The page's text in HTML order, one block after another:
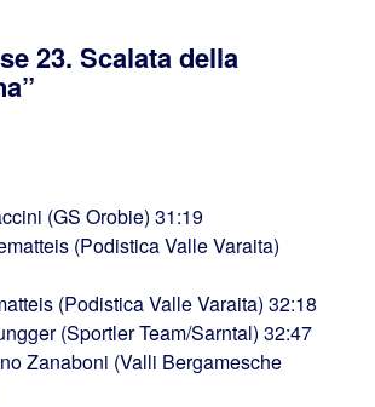
23. Scalata della
(GS Orobie) 31:19
(Podistica Valle Varaita)
(Podistica Valle Varaita) 32:18
(Sportler Team/Sarntal) 32:47
Zanaboni (Valli Bergamesche